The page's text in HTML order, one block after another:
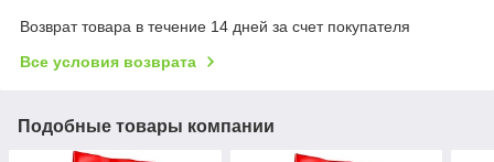
Возврат товара в течение 14 дней за счет покупателя
Все условия возврата
Подобные товары компании